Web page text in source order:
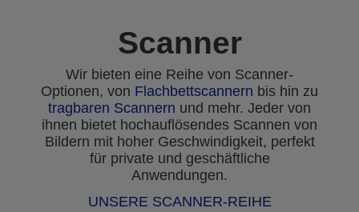
Scanner
Wir bieten eine Reihe von Scanner-
Optionen, von Flachbettscannern bis hin zu
tragbaren Scannern und mehr. Jeder von
ihnen bietet hochauflösendes Scannen von
Bildern mit hoher Geschwindigkeit, perfekt
für private und geschäftliche
Anwendungen.
UNSERE SCANNER-REIHE